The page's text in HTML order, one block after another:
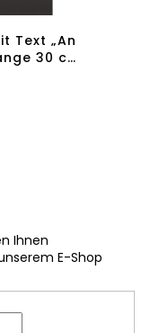
Text „An
30 cm,
Ihnen
E-Shop